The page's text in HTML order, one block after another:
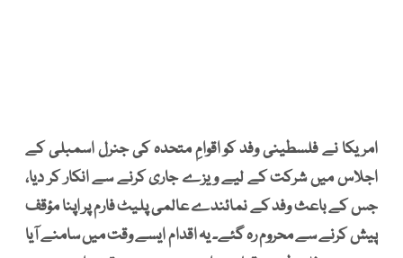
امریکا نے فلسطینی وفد کو اقوامِ متحدہ کی جنرل اسمبلی کے
اجلاس میں شرکت کے لیے ویزے جاری کرنے سے انکار کر دیا،
جس کے باعث وفد کے نمائندے عالمی پلیٹ فارم پر اپنا مؤقف
پیش کرنے سے محروم رہ گئے۔ یہ اقدام ایسے وقت میں سامنے آیا